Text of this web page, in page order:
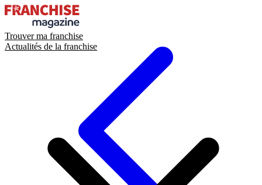
Trouver ma franchise
Actualités de la franchise